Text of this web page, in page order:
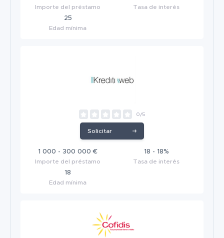
Importe del préstamo Tasa de interés
25
Edad mínima
0/5
Solicitar
1 000 - 300 000 €
Importe del préstamo
18 - 18%
Tasa de interés
18
Edad mínima